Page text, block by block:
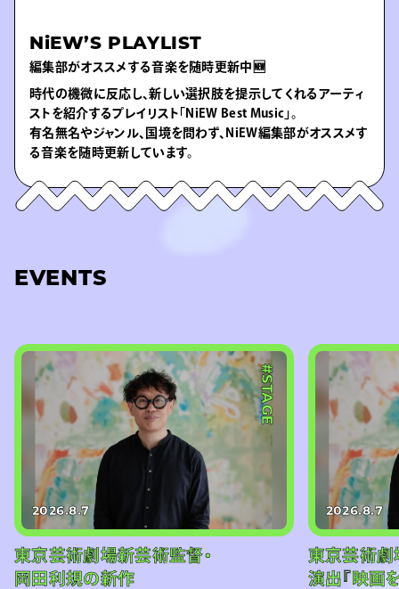
NiEW’S PLAYLIST
編集部がオススメする音楽を随時更新中🆕
時代の機微に反応し、新しい選択肢を提示してくれるアーティ
ストを紹介するプレイリスト「NiEW Best Music」。
有名無名やジャンル、国境を問わず、NiEW編集部がオススメす
る音楽を随時更新しています。
EVENTS
#STAGE
2026.8.7
東京芸術劇場新芸術監督・
岡田利規の新作
2026.8.7
東京芸術劇
演出『映画